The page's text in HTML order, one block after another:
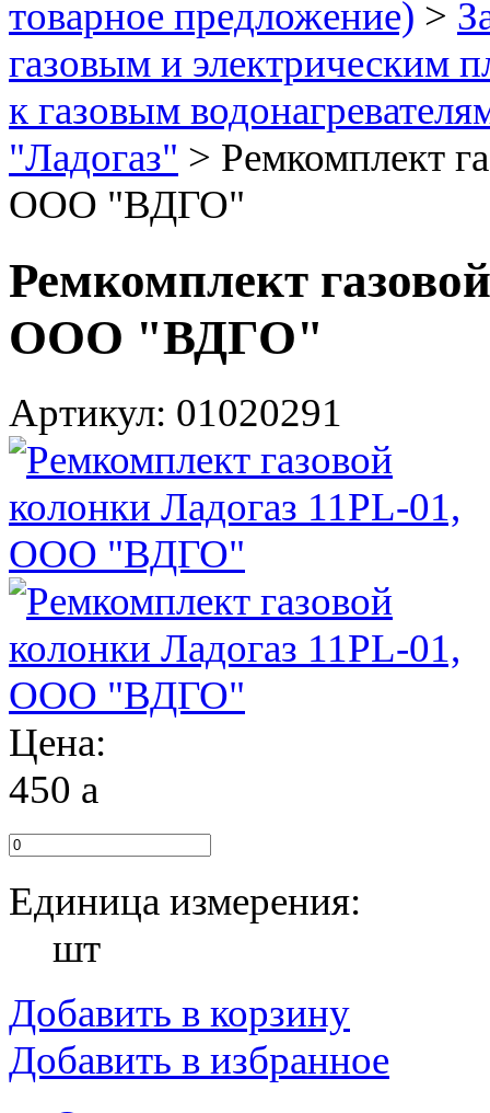
товарное предложение) >
газовым и электрическим
к газовым
"Ладогаз" > Ремкомплект
ООО "ВДГО"
Ремкомплект
ООО "ВДГО"
Артикул: 01020291
Цена:
450 a
Единица измерения:
шт
Добавить в корзину
Добавить в избранное